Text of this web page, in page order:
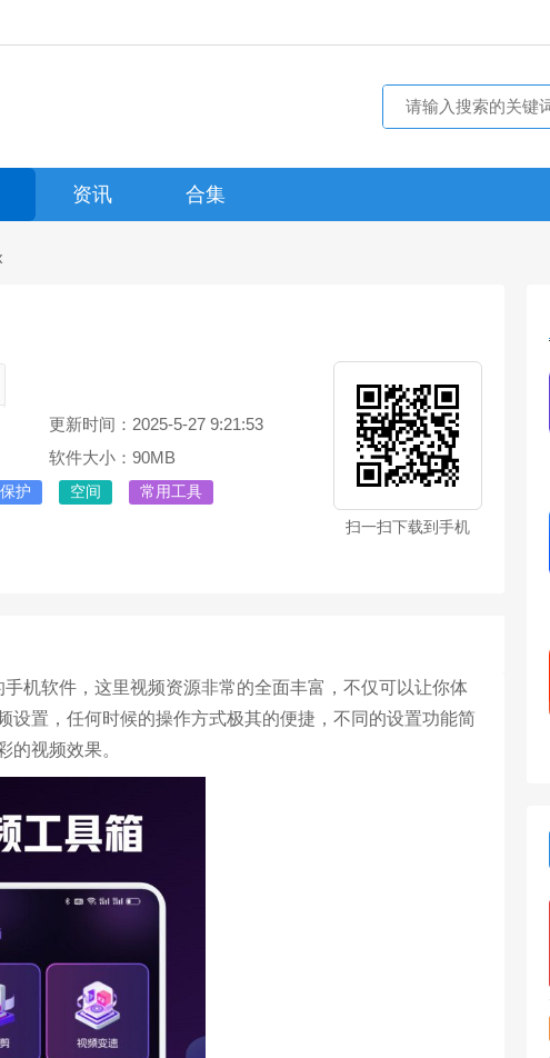
资讯 合集
更新时间：2025-5-27 9:21:53
软件大小：90MB
护 空间
常用工具
扫一扫下载到手机
机软件，这里视频资源非常的全面丰富，不仅可以让你体
置，任何时候的操作方式极其的便捷，不同的设置功能简
的视频效果。